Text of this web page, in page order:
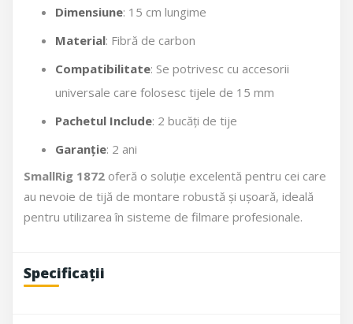
Dimensiune: 15 cm lungime
Material: Fibră de carbon
Compatibilitate: Se potrivesc cu accesorii
universale care folosesc tijele de 15 mm
Pachetul Include: 2 bucăți de tije
Garanție: 2 ani
SmallRig 1872 oferă o soluție excelentă pentru cei care
au nevoie de tijă de montare robustă și ușoară, ideală
pentru utilizarea în sisteme de filmare profesionale.
Specificații